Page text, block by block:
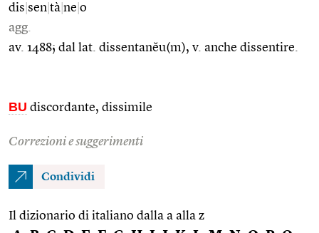
dis sen tà ne o
agg.
av. 1488; dal lat. dissentanĕu(m), v. anche dissentire.
BU discordante, dissimile
Correzioni e suggerimenti
Condividi
Il dizionario di italiano dalla a alla z